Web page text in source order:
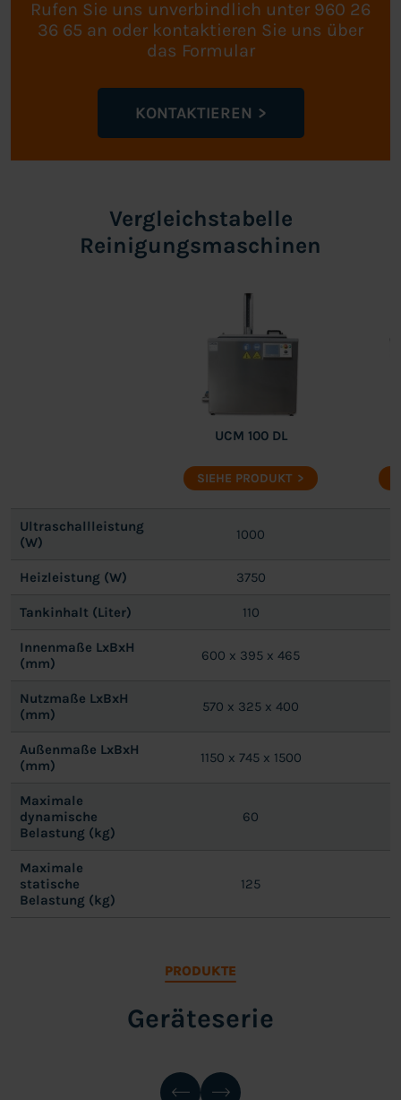
Rufen Sie uns unverbindlich unter 960 26
36 65 an oder kontaktieren Sie uns über
das Formular
KONTAKTIEREN
Vergleichstabelle
Reinigungsmaschinen
UCM 100 DL
SIEHE PRODUKT
Ultraschallleistung
(W)
1000
Heizleistung (W) 3750
Tankinhalt (Liter) 110
Innenmaße LxBxH
(mm)
600 x 395 x 465
Nutzmaße LxBxH
(mm)
570 x 325 x 400
Außenmaße LxBxH
(mm)
1150 x 745 x 1500
Maximale
dynamische
Belastung (kg)
60
Maximale
statische
Belastung (kg)
125
PRODUKTE
Geräteserie